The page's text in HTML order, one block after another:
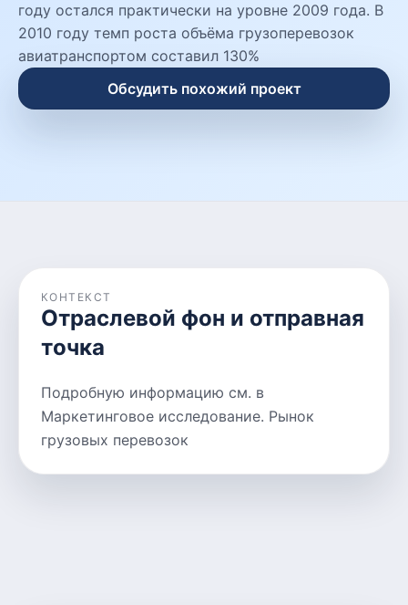
году остался практически на уровне 2009 года. В
2010 году темп роста объёма грузоперевозок
авиатранспортом составил 130%
Обсудить похожий проект
КОНТЕКСТ
Отраслевой фон и отправная
точка
Подробную информацию см. в
Маркетинговое исследование. Рынок
грузовых перевозок